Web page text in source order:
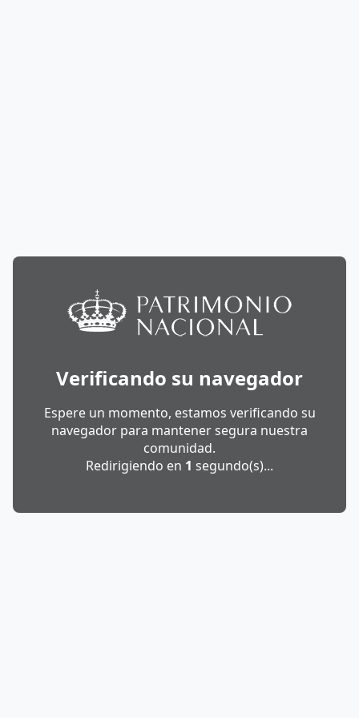
Verificando su navegador
Espere un momento, estamos verificando su
navegador para mantener segura nuestra
comunidad.
Redirigiendo en 1 segundo(s)...